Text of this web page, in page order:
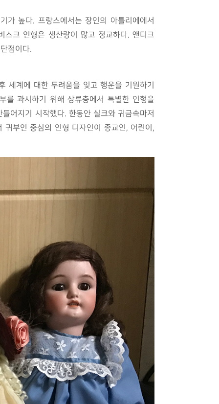
가 높다. 프랑스에서는 장인의 아틀리에에서
크 인형은 생산량이 많고 정교하다. 앤티크
점이다.
세계에 대한 두려움을 잊고 행운을 기원하기
를 과시하기 위해 상류층에서 특별한 인형을
어지기 시작했다. 한동안 실크와 귀금속마저
부인 중심의 인형 디자인이 종교인, 어린이,